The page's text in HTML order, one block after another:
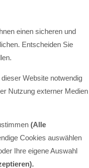
einen sicheren und
Entscheiden Sie
Website notwendig
Nutzung externer Medien
(Alle
Cookies auswählen
Ihre eigene Auswahl